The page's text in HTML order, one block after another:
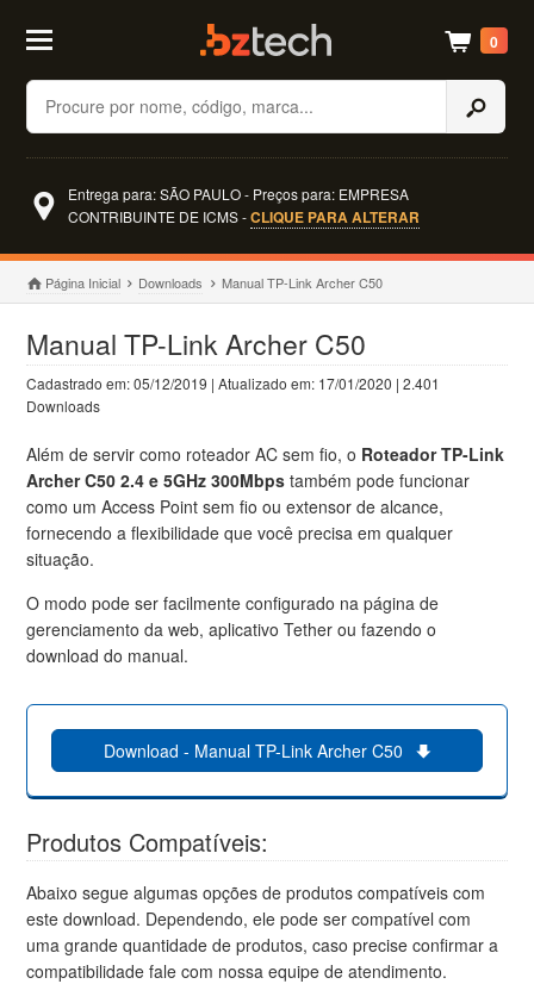
Buscar
0
Entrega para: SÃO PAULO - Preços para: EMPRESA
CONTRIBUINTE DE ICMS -CLIQUE PARA ALTERAR
Página Inicial Downloads Manual TP-Link Archer C50
Manual TP-Link Archer C50
Cadastrado em: 05/12/2019 | Atualizado em: 17/01/2020 | 2.401
Downloads
Além de servir como roteador AC sem fio, o Roteador TP-Link
Archer C50 2.4 e 5GHz 300Mbps também pode funcionar
como um Access Point sem fio ou extensor de alcance,
fornecendo a flexibilidade que você precisa em qualquer
situação.
O modo pode ser facilmente configurado na página de
gerenciamento da web, aplicativo Tether ou fazendo o
download do manual.
Download - Manual TP-Link Archer C50
Produtos Compatíveis:
Abaixo segue algumas opções de produtos compatíveis com
este download. Dependendo, ele pode ser compatível com
uma grande quantidade de produtos, caso precise confirmar a
compatibilidade fale com nossa equipe de atendimento.